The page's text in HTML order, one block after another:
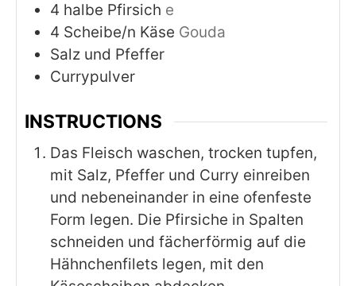
4 halbe Pfirsich e
4 Scheibe/n Käse Gouda
Salz und Pfeffer
Currypulver
INSTRUCTIONS
Das Fleisch waschen, trocken tupfen,
mit Salz, Pfeffer und Curry einreiben
und nebeneinander in eine ofenfeste
Form legen. Die Pfirsiche in Spalten
schneiden und fächerförmig auf die
Hähnchenfilets legen, mit den